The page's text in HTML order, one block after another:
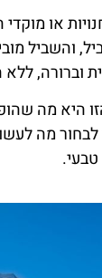
או
והשביל
וברורה,
היא מה
לבחור מה